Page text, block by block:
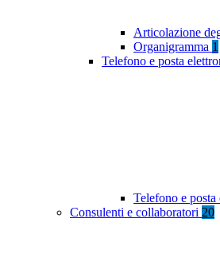
Articolazione
Organigramma 1
Telefono e posta
Telefono e posta
Consulenti e collaboratori 20